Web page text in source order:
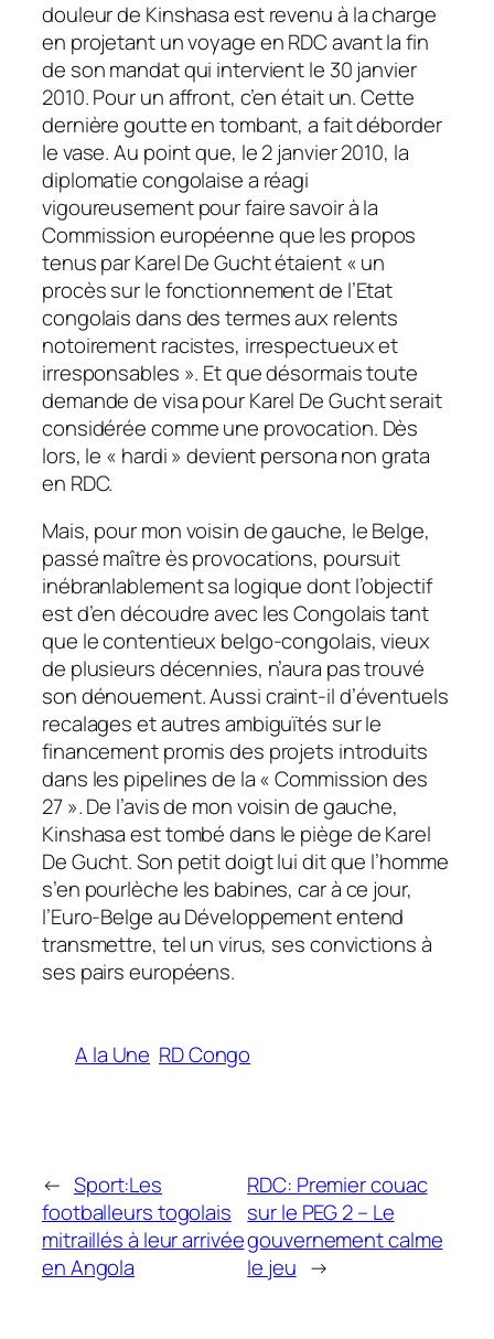
douleur de Kinshasa est revenu à la charge
en projetant un voyage en RDC avant la fin
de son mandat qui intervient le 30 janvier
2010. Pour un affront, c’en était un. Cette
dernière goutte en tombant, a fait déborder
le vase. Au point que, le 2 janvier 2010, la
diplomatie congolaise a réagi
vigoureusement pour faire savoir à la
Commission européenne que les propos
tenus par Karel De Gucht étaient « un
procès sur le fonctionnement de l’Etat
congolais dans des termes aux relents
notoirement racistes, irrespectueux et
irresponsables ». Et que désormais toute
demande de visa pour Karel De Gucht serait
considérée comme une provocation. Dès
lors, le « hardi » devient persona non grata
en RDC.
Mais, pour mon voisin de gauche, le Belge,
passé maître ès provocations, poursuit
inébranlablement sa logique dont l’objectif
est d’en découdre avec les Congolais tant
que le contentieux belgo-congolais, vieux
de plusieurs décennies, n’aura pas trouvé
son dénouement. Aussi craint-il d’éventuels
recalages et autres ambiguïtés sur le
financement promis des projets introduits
dans les pipelines de la « Commission des
27 ». De l’avis de mon voisin de gauche,
Kinshasa est tombé dans le piège de Karel
De Gucht. Son petit doigt lui dit que l’homme
s’en pourlèche les babines, car à ce jour,
l’Euro-Belge au Développement entend
transmettre, tel un virus, ses convictions à
ses pairs européens.
A la Une RD Congo
← Sport:Les
footballeurs togolais
mitraillés à leur arrivée
en Angola
RDC: Premier couac
sur le PEG 2 – Le
gouvernement calme
le jeu →